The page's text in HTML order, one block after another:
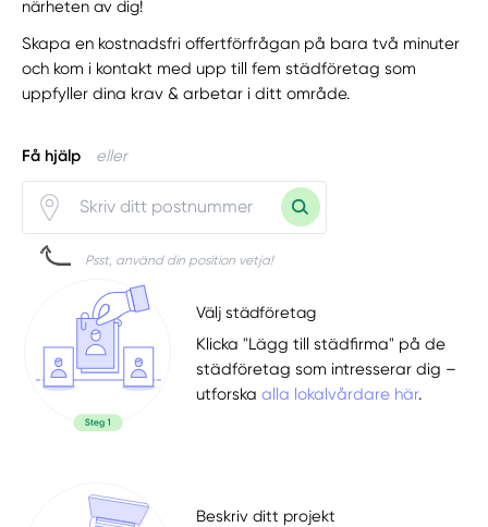
närheten av dig!
Skapa en kostnadsfri offertförfrågan på bara två minuter
och kom i kontakt med upp till fem städföretag som
uppfyller dina krav & arbetar i ditt område.
Få hjälp eller
Psst, använd din position vetja!
Välj städföretag
Klicka "Lägg till städfirma" på de
städföretag som intresserar dig –
utforskaalla lokalvårdare här.
Beskriv ditt projekt